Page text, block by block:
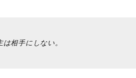
は相手にしない。